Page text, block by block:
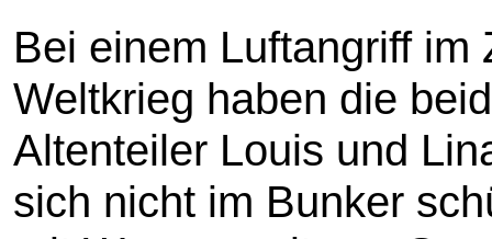
Bei einem Luftangriff im
Weltkrieg haben die
Altenteiler Louis und
sich nicht im Bunker